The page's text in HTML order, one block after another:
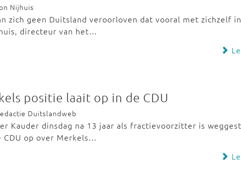
Nijhuis
zich geen Duitsland veroorloven dat vooral met zichzelf
directeur van het…
positie laait op in de CDU
Duitslandweb
Kauder dinsdag na 13 jaar als fractievoorzitter is
CDU op over Merkels…